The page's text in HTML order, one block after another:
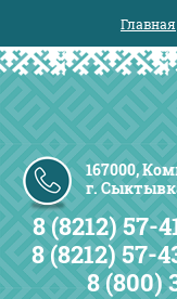
Главная
167000,
г.
8 (8212) 57-
8 (8212) 57-
8 (800)